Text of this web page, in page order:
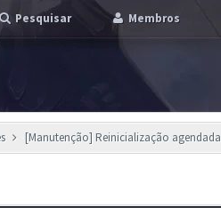
Pesquisar Membros
[Manutenção] Reinicialização agendada